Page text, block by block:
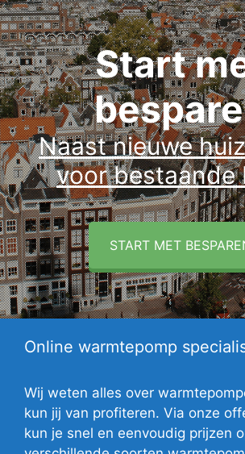
Start
Naast nieuwe
voor bestaande
START MET
Online warmtepomp
Wij weten alles over
kun jij van profiteren. Via onze
kun je snel en eenvoudig prijzen